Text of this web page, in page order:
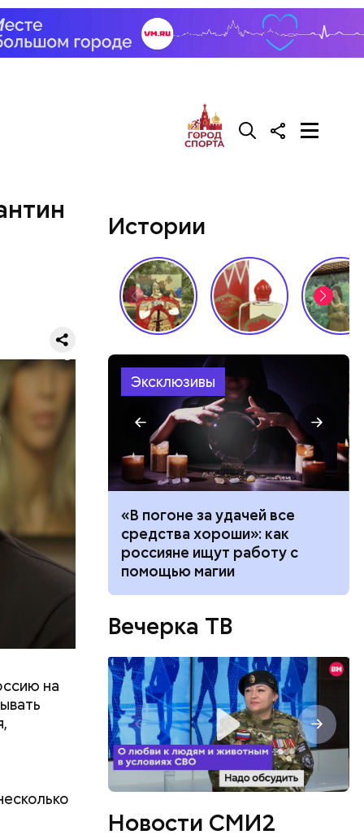
на
Истории
Эксклюзивы
по
толпу
«В погоне за удачей все
средства хороши»: как
россияне ищут работу с
помощью магии
Вечерка ТВ
Новости СМИ2